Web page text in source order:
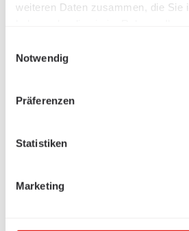
weiteren Daten zusammen, die Sie
Notwendig
Präferenzen
Statistiken
Marketing